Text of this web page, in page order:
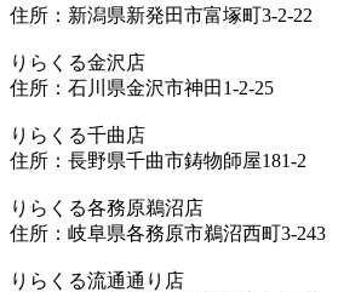
住所：新潟県新発田市富塚町3-2-22
りらくる金沢店
住所：石川県金沢市神田1-2-25
りらくる千曲店
住所：長野県千曲市鋳物師屋181-2
りらくる各務原鵜沼店
住所：岐阜県各務原市鵜沼西町3-243
りらくる流通通り店